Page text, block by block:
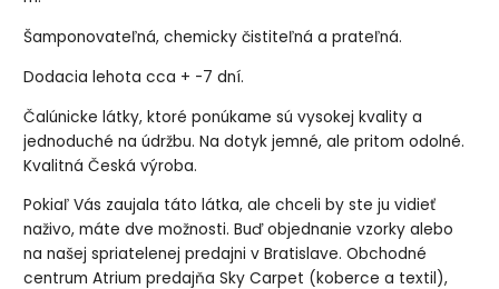
Šamponovateľná, chemicky čistiteľná a prateľná.
Dodacia lehota cca + -7 dní.
Čalúnicke látky, ktoré ponúkame sú vysokej kvality a
jednoduché na údržbu. Na dotyk jemné, ale pritom odolné.
Kvalitná Česká výroba.
Pokiaľ Vás zaujala táto látka, ale chceli by ste ju vidieť
naživo, máte dve možnosti. Buď objednanie vzorky alebo
na našej spriatelenej predajni v Bratislave. Obchodné
centrum Atrium predajňa Sky Carpet (koberce a textil),